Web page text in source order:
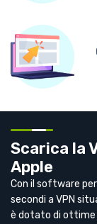
Scarica la
Apple
Con il software
secondi a VPN
è dotato di ottime